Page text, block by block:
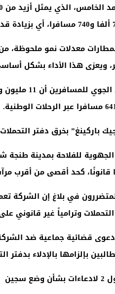
معدلات نمو ملحوظة، من
ويعزى هذا الأداء بشكل
.
باركينغ” بخرق دفتر
قانونًا، كحد أقصى من أقرب
في بلاغ إن الشركة
وترامياً غير قانوني
قضائية جماعية ضد الشركة
بإلزامها بالإدلاء